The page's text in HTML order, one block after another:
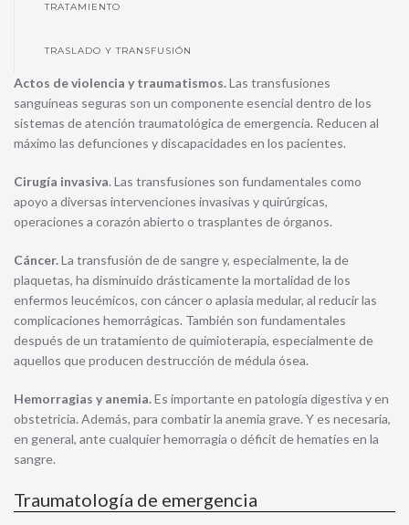
TRATAMIENTO
TRASLADO Y TRANSFUSIÓN
Actos de violencia y traumatismos.Las transfusiones
sanguíneas seguras son un componente esencial dentro de los
sistemas de atención traumatológica de emergencia. Reducen al
máximo las defunciones y discapacidades en los pacientes.
Cirugía invasiva. Las transfusiones son fundamentales como
apoyo a diversas intervenciones invasivas y quirúrgicas,
operaciones a corazón abierto o trasplantes de órganos.
Cáncer.La transfusión de de sangre y, especialmente, la de
plaquetas, ha disminuido drásticamente la mortalidad de los
enfermos leucémicos, con cáncer o aplasia medular, al reducir las
complicaciones hemorrágicas. También son fundamentales
después de un tratamiento de quimioterapia, especialmente de
aquellos que producen destrucción de médula ósea.
Hemorragias y anemia.Es importante en patología digestiva y en
obstetricia. Además, para combatir la anemia grave. Y es necesaria,
en general, ante cualquier hemorragia o déficit de hematíes en la
sangre.
Traumatología de emergencia